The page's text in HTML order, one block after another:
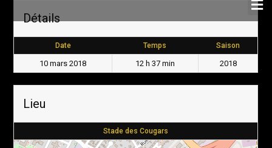
Détails
Date Temps Saison
10 mars 2018 12 h 37 min 2018
Lieu
Stade des Cougars